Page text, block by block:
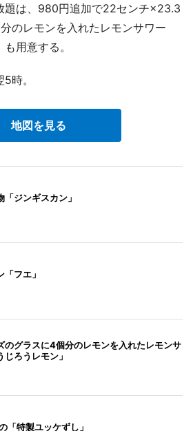
は、980円追加で22センチ×23.3
のレモンを入れたレモンサワー
用意する。
時。
地図を見る
「ジンギスカン」
「フエ」
のグラスに4個分のレモンを入れたレモンサ
じろうレモン」
「特製ユッケずし」